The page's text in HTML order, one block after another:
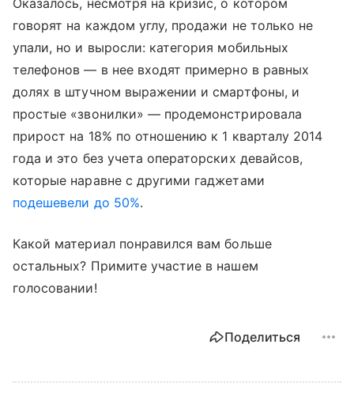
Оказалось, несмотря на кризис, о котором
говорят на каждом углу, продажи не только не
упали, но и выросли: категория мобильных
телефонов — в нее входят примерно в равных
долях в штучном выражении и смартфоны, и
простые «звонилки» — продемонстрировала
прирост на 18% по отношению к 1 кварталу 2014
года и это без учета операторских девайсов,
которые наравне с другими гаджетами
подешевели до 50%.
Какой материал понравился вам больше
остальных? Примите участие в нашем
голосовании!
Поделиться